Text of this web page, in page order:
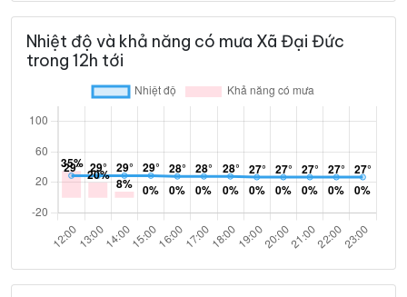
Nhiệt độ và khả năng có mưa Xã Đại Đức
trong 12h tới